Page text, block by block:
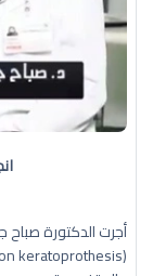
أجرت الدكتورة صباح